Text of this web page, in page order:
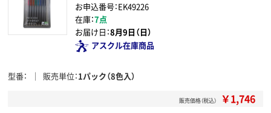
お申込番号：EK49226
在庫：7点
お届け日：8月9日（日）
アスクル在庫商品
型番 販売単位 1パック（8色入）
販売価格（税込） ￥1,746